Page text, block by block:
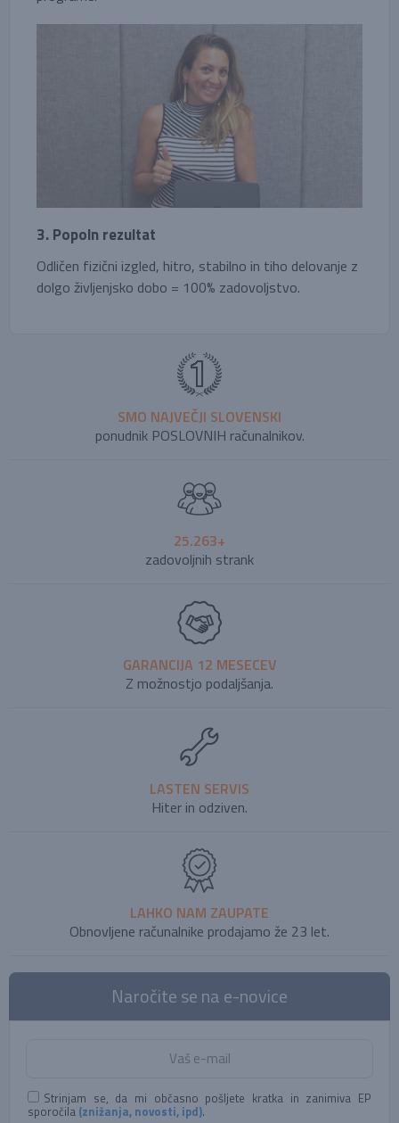
3. Popoln rezultat
Odličen fizični izgled, hitro, stabilno in tiho delovanje z
dolgo življenjsko dobo = 100% zadovoljstvo.
SMO NAJVEČJI SLOVENSKI
ponudnik POSLOVNIH računalnikov.
25.263+
zadovoljnih strank
GARANCIJA 12 MESECEV
Z možnostjo podaljšanja.
LASTEN SERVIS
Hiter in odziven.
LAHKO NAM ZAUPATE
Obnovljene računalnike prodajamo že 23 let.
Naročite se na e-novice
Strinjam se, da mi občasno pošljete kratka in zanimiva EP
sporočila (znižanja, novosti, ipd).